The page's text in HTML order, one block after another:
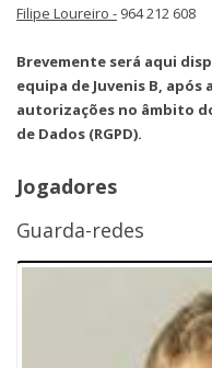
Filipe Loureiro - 964 212 608
Brevemente será aqui
equipa de Juvenis B,
autorizações no âmbito
de Dados (RGPD).
Jogadores
Guarda-redes